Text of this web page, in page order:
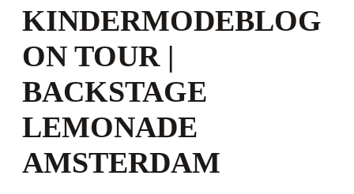
KINDERMODEBLOG
ON TOUR |
BACKSTAGE
LEMONADE
AMSTERDAM